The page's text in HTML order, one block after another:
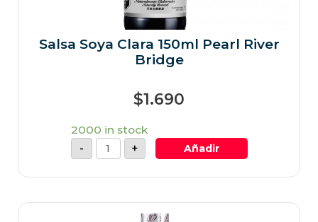
Salsa Soya Clara 150ml Pearl River
Bridge
$1.690
2000 in stock
-
+ Añadir